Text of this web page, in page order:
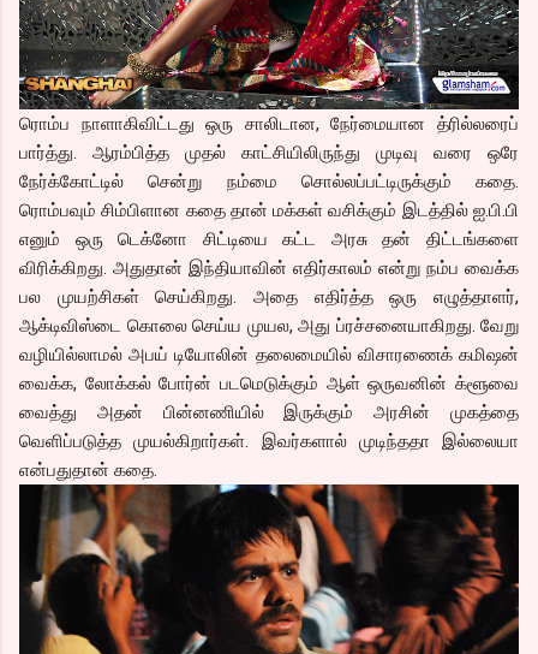
ரொம்ப நாளாகிவிட்டது ஒரு சாலிடான, நேர்மையான த்ரில்லரைப்
பார்த்து. ஆரம்பித்த முதல் காட்சியிலிருந்து முடிவு வரை ஒரே
நேர்க்கோட்டில் சென்று நம்மை சொல்லப்பட்டிருக்கும் கதை.
ரொம்பவும் சிம்பிளான கதை தான் மக்கள் வசிக்கும் இடத்தில் ஐ.பி.பி
எனும் ஒரு டெக்னோ சிட்டியை கட்ட அரசு தன் திட்டங்களை
விரிக்கிறது. அதுதான் இந்தியாவின் எதிர்காலம் என்று நம்ப வைக்க
பல முயற்சிகள் செய்கிறது. அதை எதிர்த்த ஒரு எழுத்தாளர்,
ஆக்டிவிஸ்டை கொலை செய்ய முயல, அது ப்ரச்சனையாகிறது. வேறு
வழியில்லாமல் அபய் டியோலின் தலைமையில் விசாரணைக் கமிஷன்
வைக்க, லோக்கல் போர்ன் படமெடுக்கும் ஆள் ஒருவனின் க்ளூவை
வைத்து அதன் பின்னணியில் இருக்கும் அரசின் முகத்தை
வெளிப்படுத்த முயல்கிறார்கள். இவர்களால் முடிந்ததா இல்லையா
என்பதுதான் கதை.